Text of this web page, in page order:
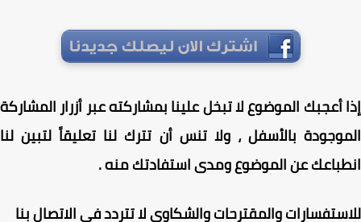
أعجبك الموضوع لا تبخل علينا بمشاركته عبر أزرار المشاركة
بالأسفل ، ولا تنس أن تترك لنا تعليقاً لتبين لنا
عن الموضوع ومدى استفادتك منه .
والمقترحات والشكاوى لا تتردد في الاتصال بنا